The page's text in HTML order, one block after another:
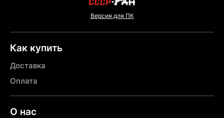
Версия для ПК
Как купить
Доставка
Оплата
О нас